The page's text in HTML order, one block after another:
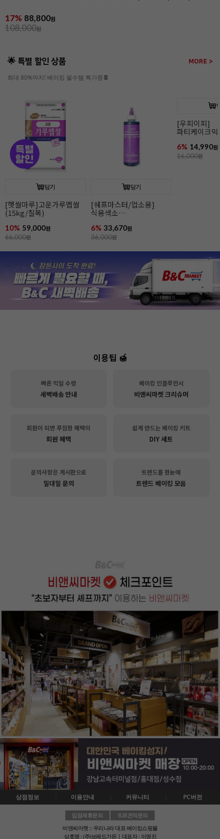
17% 88,800원
108,000원
🌟 특별 할인 상품 MORE >
최대 80%까지! 베이킹 필수템 특가중🍫
담기
[우피이피]
파티케이크믹스(바나나)
6% 14,990원
16,000원
담기
파티케이크믹스(북어/
고구마)
6% 14,990원
16,000원
이용팁 🍯
빠른 익일 수령
새벽배송 안내
베이킹 인플루언서
비앤씨마켓 크리슈머
회원이 되면 푸짐한 혜택이
회원 혜택
쉽게 만드는 베이킹 키트
DIY 세트
문의사항은 게시판으로
일대일 문의
트렌드를 한눈에
트렌드 베이킹 모음
상점정보 이용안내 커뮤니티 PC버전
입점제휴문의
B2B견적문의
비앤씨마켓 :: 우리나라 대표 베이킹쇼핑몰
상호명 : (주)브레드가든ㅣ대표자 : 이영진